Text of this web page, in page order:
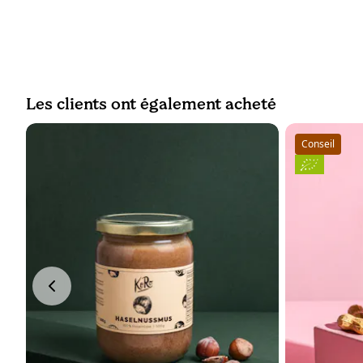
Les clients ont également acheté
Conseil